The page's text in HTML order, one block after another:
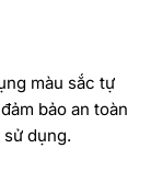
màu sắc tự
bảo an toàn
dụng.